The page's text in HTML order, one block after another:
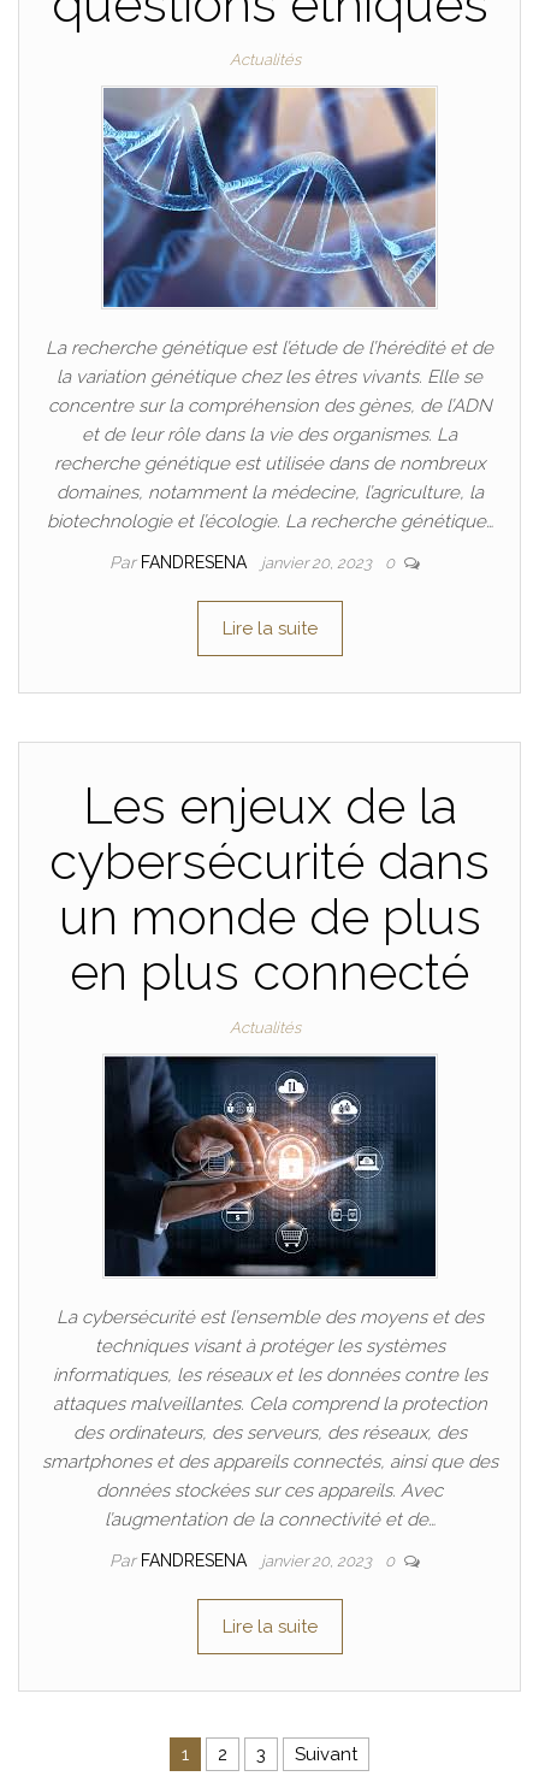
Actualités
La recherche génétique est l’étude de l’hérédité et de
la variation génétique chez les êtres vivants. Elle se
concentre sur la compréhension des gènes, de l’ADN
et de leur rôle dans la vie des organismes. La
recherche génétique est utilisée dans de nombreux
domaines, notamment la médecine, l’agriculture, la
biotechnologie et l’écologie. La recherche génétique…
Par FANDRESENA janvier 20, 2023 0
Lire la suite
Les enjeux de la
cybersécurité dans
un monde de plus
en plus connecté
Actualités
La cybersécurité est l’ensemble des moyens et des
techniques visant à protéger les systèmes
informatiques, les réseaux et les données contre les
attaques malveillantes. Cela comprend la protection
des ordinateurs, des serveurs, des réseaux, des
smartphones et des appareils connectés, ainsi que des
données stockées sur ces appareils. Avec
l’augmentation de la connectivité et de…
Par FANDRESENA janvier 20, 2023 0
Lire la suite
Pagination des publications
1 2 3 Suivant